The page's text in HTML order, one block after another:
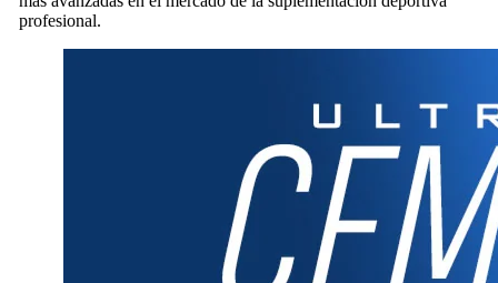
profesional.